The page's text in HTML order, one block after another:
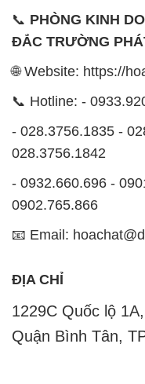
1229C Quốc lộ
Quận Bình Tân,
PHÁT
tên miền
chuyên kinh doanh
công nghiệp đa
Chúng tôi cam kết
mọi nhu cầu của
Chúng tôi cung cấp